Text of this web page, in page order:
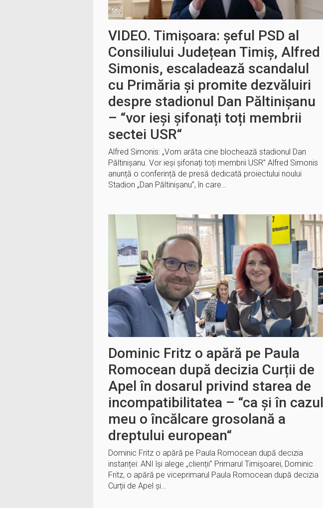
VIDEO. Timișoara: șeful PSD al
Consiliului Județean Timiș, Alfred
Simonis, escaladează scandalul
cu Primăria și promite dezvăluiri
despre stadionul Dan Păltinișanu
– “vor ieși șifonați toți membrii
sectei USR“
Alfred Simonis: „Vom arăta cine blochează stadionul Dan
Păltinișanu. Vor ieși șifonați toți membrii USR” Alfred Simonis
anunță o conferință de presă dedicată proiectului noului
Stadion „Dan Păltinișanu”, în care…
Dominic Fritz o apără pe Paula
Romocean după decizia Curții de
Apel în dosarul privind starea de
incompatibilitatea – “ca și în cazul
meu o încălcare grosolană a
dreptului european“
Dominic Fritz o apără pe Paula Romocean după decizia
instanței: ANI își alege „clienții” Primarul Timișoarei, Dominic
Fritz, o apără pe viceprimarul Paula Romocean după decizia
Curții de Apel și…